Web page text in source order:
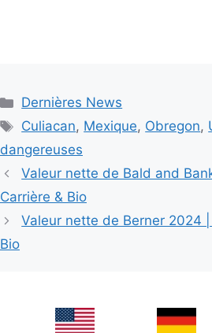
Categories
Dernières News
Tags
Culiacan, Mexique, Obregon,
dangereuses
Valeur nette de Bald and
Carrière & Bio
Valeur nette de Berner 2024
Bio